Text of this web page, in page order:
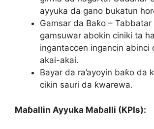
ayyuka da gano bukatun
Gamsar da Baƙo – Tabbatar
gamsuwar abokin ciniki ta
ingantaccen ingancin abinci
akai-akai.
Bayar da ra’ayoyin baƙo da
cikin sauri da ƙwarewa.
Maɓallin Ayyuka Maɓalli (KPIs):